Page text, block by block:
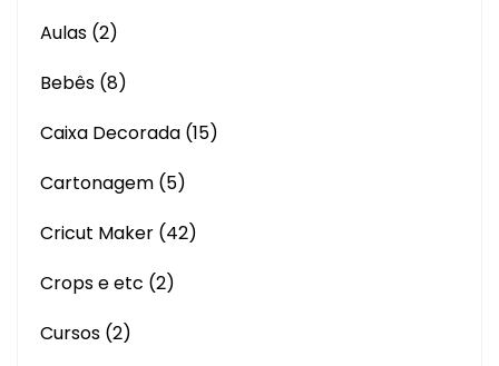
Aulas (2)
Bebês (8)
Caixa Decorada (15)
Cartonagem (5)
Cricut Maker (42)
Crops e etc (2)
Cursos (2)